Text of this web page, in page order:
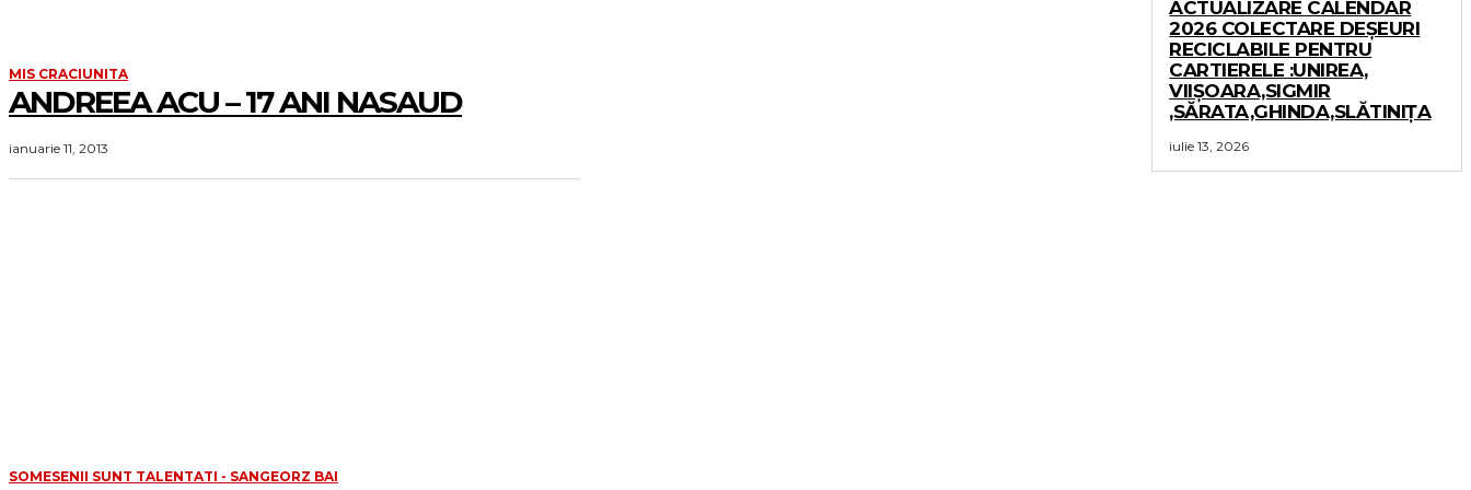
MIS CRACIUNITA
ANDREEA ACU – 17 ANI NASAUD
ianuarie 11, 2013
SOMESENII SUNT TALENTATI - SANGEORZ BAI
ACTUALIZARE CALENDAR
2026 COLECTARE DEȘEURI
RECICLABILE PENTRU
CARTIERELE :UNIREA,
VIIȘOARA,SIGMIR
,SĂRATA,GHINDA,SLĂTINIȚA
iulie 13, 2026